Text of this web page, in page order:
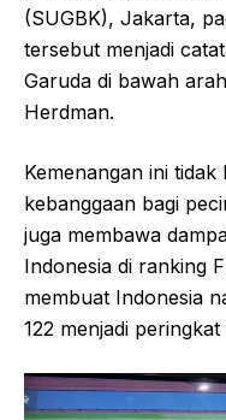
(SUGBK), Jakarta,
tersebut menjadi
Garuda di bawah
Herdman.
Kemenangan ini
kebanggaan bagi
juga membawa
Indonesia di ranking
membuat Indonesia
122 menjadi peringkat